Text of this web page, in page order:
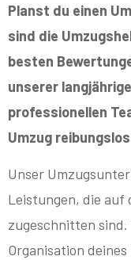
Planst du einen
sind die
besten
unserer
professionellen
Umzug
Unser
Leistungen, die auf
zugeschnitten sind.
Organisation